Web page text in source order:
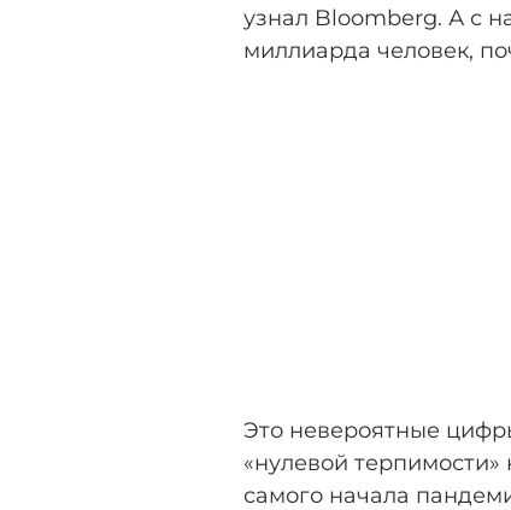
узнал Bloomberg. А с
миллиарда человек,
Это невероятные
«нулевой
самого начала